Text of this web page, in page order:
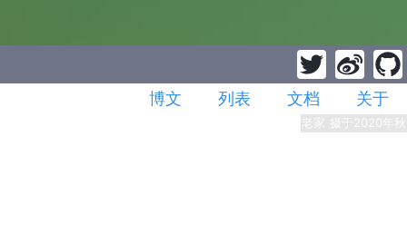
博文 列表 文档 关于
老家 摄于2020年秋